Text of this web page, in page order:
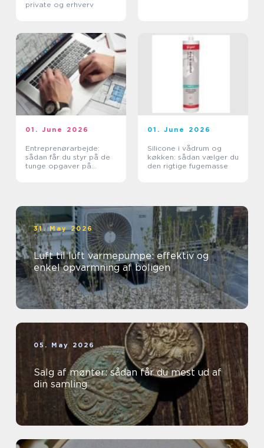
private og erhverv
01. June 2026
Entreprenørarbejde:
sådan får du styr på de
tunge opgaver på
01. June 2026
Silicone i vådrum og
køkken: sådan vælger du
den rigtige fugemasse
31. May 2026
Luft til luft varmepumpe: effektiv og
enkel opvarmning af boligen
05. May 2026
Salg af mønter: sådan får du mest ud af
din samling